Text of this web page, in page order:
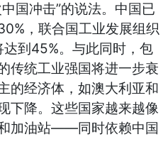
国冲击”的说法。中国已
，联合国工业发展组织
到 45%。与此同时，包
传统工业强国将进一步衰
的经济体，如澳大利亚和
下降。这些国家越来越像
加油站——同时依赖中国